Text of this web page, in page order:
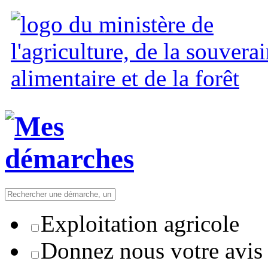
Exploitation agricole
Donnez nous votre avis